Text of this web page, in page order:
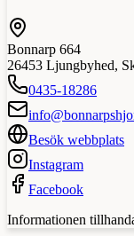
Bonnarp 664
26453 Ljungbyhed,
0435-18286
Besök webbplats
Instagram
Facebook
Informationen